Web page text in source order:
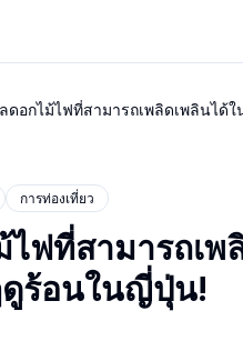
ดอกไม้ไฟที่สามารถเพลิดเพลินไ
การท่องเที่ยว
ไฟที่สามารถเ
ร้อนในญี่ปุ่น!